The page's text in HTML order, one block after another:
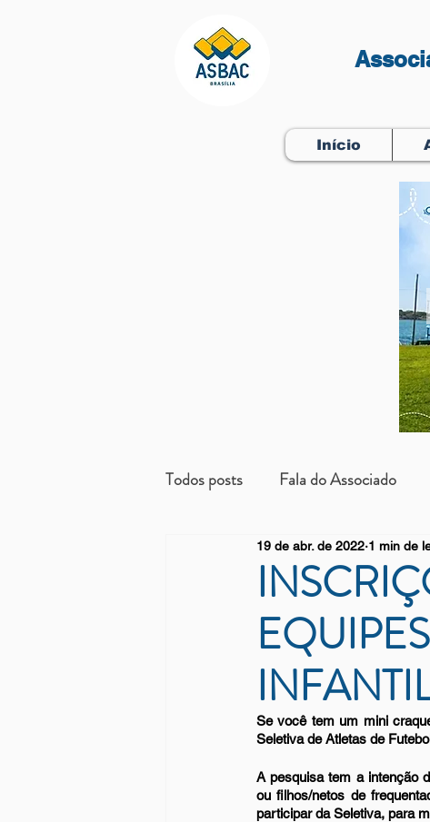
Início
Todos posts Fala do Associado
Beneficientes Arrendatários
19 de abr. de 2022 1 min de
Se você tem um mini
Seletiva de Atletas de
A pesquisa tem a intenção
ou filhos/netos de
participar da Seletiva, para